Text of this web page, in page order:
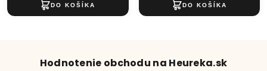
Hodnotenie obchodu na Heureka.sk